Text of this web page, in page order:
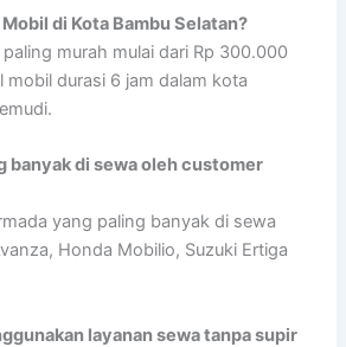
di Kota Bambu Selatan?
murah mulai dari Rp 300.000
mobil durasi 6 jam dalam kota
banyak di sewa oleh customer
yang paling banyak di sewa
Honda Mobilio, Suzuki Ertiga
layanan sewa tanpa supir